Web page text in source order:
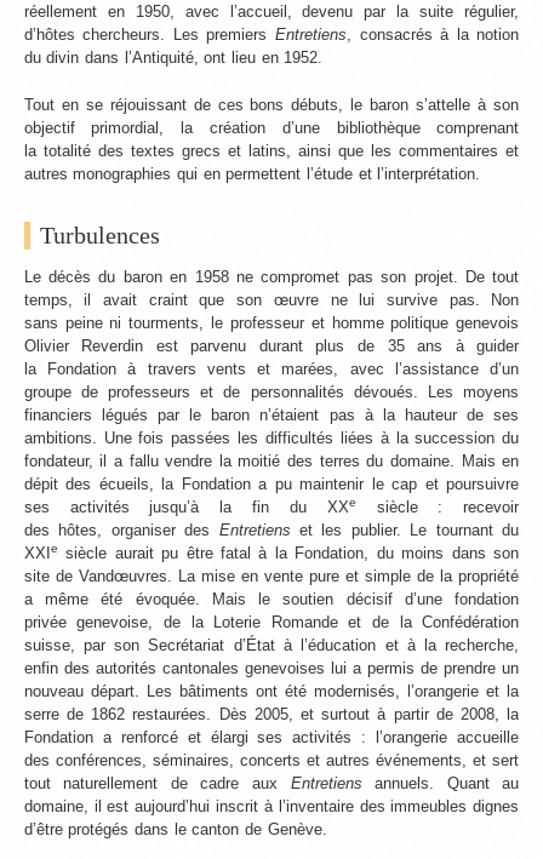
réellement en 1950, avec l’accueil, devenu par la suite régulier,
d’hôtes chercheurs. Les premiers Entretiens, consacrés à la notion
du divin dans l’Antiquité, ont lieu en 1952.
Tout en se réjouissant de ces bons débuts, le baron s’attelle à son
objectif primordial, la création d’une bibliothèque comprenant
la totalité des textes grecs et latins, ainsi que les commentaires et
autres monographies qui en permettent l’étude et l’interprétation.
Turbulences
Le décès du baron en 1958 ne compromet pas son projet. De tout
temps, il avait craint que son œuvre ne lui survive pas. Non
sans peine ni tourments, le professeur et homme politique genevois
Olivier Reverdin est parvenu durant plus de 35 ans à guider
la Fondation à travers vents et marées, avec l’assistance d’un
groupe de professeurs et de personnalités dévoués. Les moyens
financiers légués par le baron n’étaient pas à la hauteur de ses
ambitions. Une fois passées les difficultés liées à la succession du
fondateur, il a fallu vendre la moitié des terres du domaine. Mais en
dépit des écueils, la Fondation a pu maintenir le cap et poursuivre
ses activités jusqu’à la fin du XXe
siècle : recevoir
des hôtes, organiser des Entretienset les publier. Le tournant du
XXI e
siècle aurait pu être fatal à la Fondation, du moins dans son
site de Vandœuvres. La mise en vente pure et simple de la propriété
a même été évoquée. Mais le soutien décisif d’une fondation
privée genevoise, de la Loterie Romande et de la Confédération
suisse, par son Secrétariat d’État à l’éducation et à la recherche,
enfin des autorités cantonales genevoises lui a permis de prendre un
nouveau départ. Les bâtiments ont été modernisés, l’orangerie et la
serre de 1862 restaurées. Dès 2005, et surtout à partir de 2008, la
Fondation a renforcé et élargi ses activités : l’orangerie accueille
des conférences, séminaires, concerts et autres événements, et sert
tout naturellement de cadre aux Entretiensannuels. Quant au
domaine, il est aujourd’hui inscrit à l’inventaire des immeubles dignes
d’être protégés dans le canton de Genève.